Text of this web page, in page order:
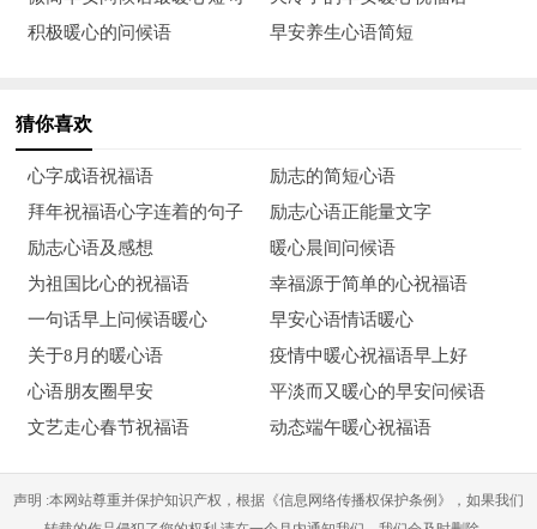
悍，就怕自己颤。
会不断考你。
20、要使理想的宫殿变成现实的宫殿，须通过埋头苦干，不
声不响的劳动，一砖一瓦的建造。
21、前面是绝路，希望在转角，梦在心中，路在脚下。
22、现在不玩命，将来命玩你，现在不努力，未来不给力。
23、人生就像一场旅行，不必在乎目的地，在乎的只有沿途
的风景，以及看风景的心情。
24、不要太在乎自己的长相，因为能力不会写在脸上。
25、愿意放弃才不会苦，适度知足才不会悔；记住感恩才不
积极暖心的问候语
早安养生心语简短
猜你喜欢
心字成语祝福语
励志的简短心语
拜年祝福语心字连着的句子
励志心语正能量文字
励志心语及感想
暖心晨间问候语
为祖国比心的祝福语
幸福源于简单的心祝福语
一句话早上问候语暖心
早安心语情话暖心
关于8月的暖心语
疫情中暖心祝福语早上好
心语朋友圈早安
平淡而又暖心的早安问候语
文艺走心春节祝福语
动态端午暖心祝福语
声明 :本网站尊重并保护知识产权，根据《信息网络传播权保护条例》，如果我们